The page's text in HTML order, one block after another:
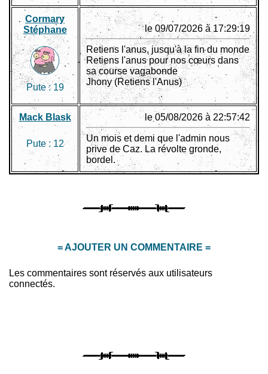
Cormary
Stéphane
Pute :19
le 09/07/2026 à 17:29:19
Retiens l'anus, jusqu'à la fin du monde
Retiens l'anus pour nos cœurs dans
sa course vagabonde
Jhony (Retiens l'Anus)
Mack Blask
Pute : 12
le 05/08/2026 à 22:57:42
Un mois et demi que l'admin nous
prive de Caz. La révolte gronde,
bordel.
= AJOUTER UN COMMENTAIRE =
Les commentaires sont réservés aux utilisateurs
connectés.